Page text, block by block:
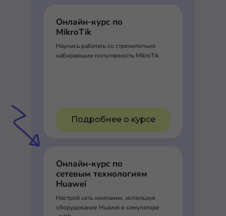
Онлайн-курс по
MikroTik
Научись работать со стремительно
набирающим популярность MikroTik
Подробнее о курсе
Онлайн-курс по
сетевым технологиям
Huawei
Настрой сеть компании, используя
оборудование Huawei в симуляторе